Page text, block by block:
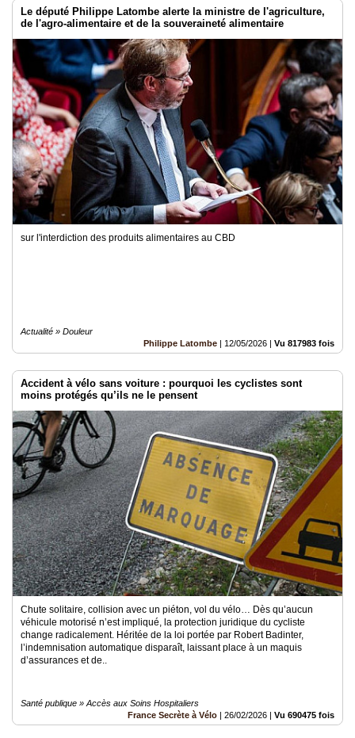
Le député Philippe Latombe alerte la ministre de l'agriculture,
de l'agro-alimentaire et de la souveraineté alimentaire
sur l'interdiction des produits alimentaires au CBD
Actualité » Douleur
Philippe Latombe | 12/05/2026 | Vu 817983 fois
Accident à vélo sans voiture : pourquoi les cyclistes sont
moins protégés qu’ils ne le pensent
Chute solitaire, collision avec un piéton, vol du vélo… Dès qu’aucun
véhicule motorisé n’est impliqué, la protection juridique du cycliste
change radicalement. Héritée de la loi portée par Robert Badinter,
l’indemnisation automatique disparaît, laissant place à un maquis
d’assurances et de..
Santé publique » Accès aux Soins Hospitaliers
France Secrète à Vélo | 26/02/2026 | Vu 690475 fois